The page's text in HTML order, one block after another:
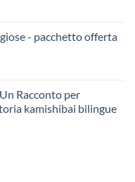
- pacchetto offerta
Racconto per
kamishibai bilingue